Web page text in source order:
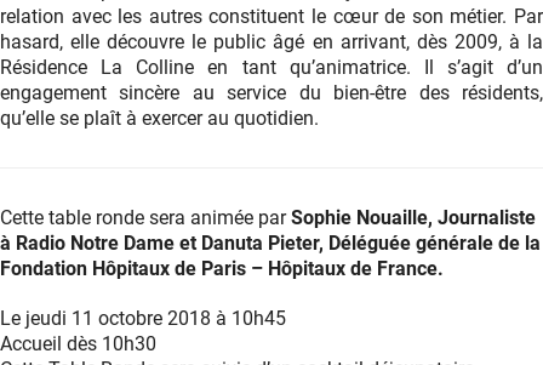
relation avec les autres constituent le cœur de son métier. Par
hasard, elle découvre le public âgé en arrivant, dès 2009, à la
Résidence La Colline en tant qu’animatrice. Il s’agit d’un
engagement sincère au service du bien-être des résidents,
qu’elle se plaît à exercer au quotidien.
Cette table ronde sera animée parSophie Nouaille, Journaliste
à Radio Notre Dame et Danuta Pieter, Déléguée générale de la
Fondation Hôpitaux de Paris – Hôpitaux de France.
Le jeudi 11 octobre 2018 à 10h45
Accueil dès 10h30